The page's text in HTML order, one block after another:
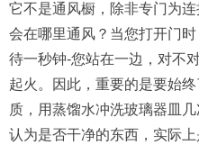
它不是通风橱，除非专门为
会在哪里通风？当您打开门
待一秒钟-您站在一边，对不
起火。因此，重要的是要始
质，用蒸馏水冲洗玻璃器皿
认为是否干净的东西，实际上